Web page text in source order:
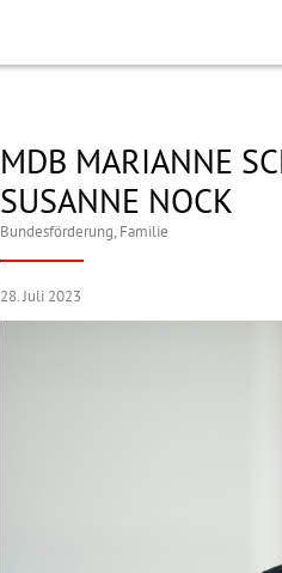
MDB MARIANNE
SUSANNE NOCK
Bundesförderung, Familie
28. Juli 2023